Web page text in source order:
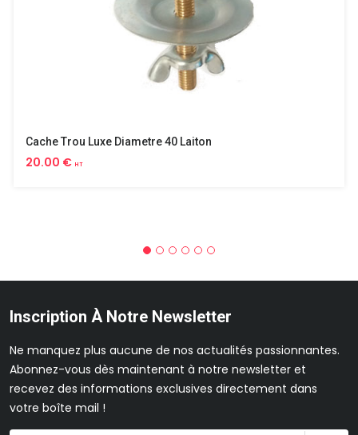
Cache Trou Luxe Diametre 40 Laiton
20.00 € HT
Inscription À Notre Newsletter
Ne manquez plus aucune de nos actualités passionnantes.
Abonnez-vous dès maintenant à notre newsletter et
recevez des informations exclusives directement dans
votre boîte mail !